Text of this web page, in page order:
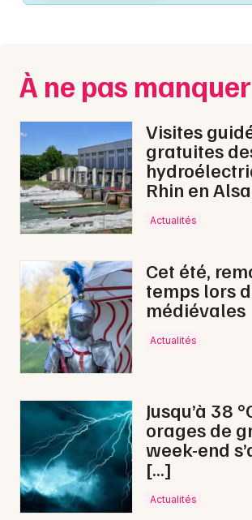
Spectacles
Concerts
Sports
Soirées
Sorties famille
Expos
Sorties & loisirs
Lotos dans la Ardennes
Lotos dans le Grand Est
Nantes
Nice
Paris
Strasbourg
Toulouse
À ne pas manquer
Visites
gratuites
Rhin en
Actualités
Cet été,
temps lors
médiévales
Actualités
Jusqu’à 38
orages de
week-end
[…]
Actualités